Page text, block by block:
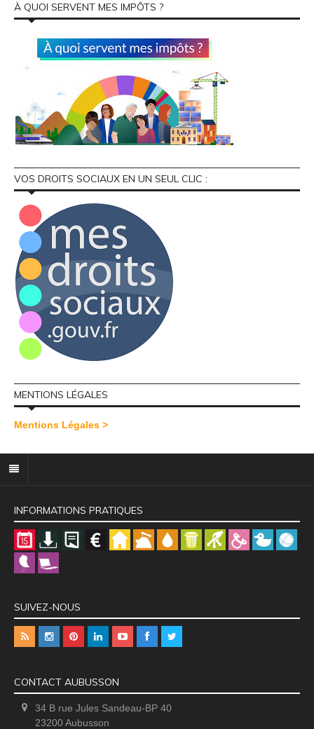
À QUOI SERVENT MES IMPÔTS ?
VOS DROITS SOCIAUX EN UN SEUL CLIC :
MENTIONS LÉGALES
Mentions Légales >
INFORMATIONS PRATIQUES
SUIVEZ-NOUS
CONTACT AUBUSSON
34 B rue Jules Sandeau-BP 40
23200 Aubusson